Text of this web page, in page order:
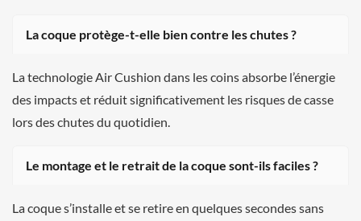
La coque protège-t-elle bien contre les chutes ?
La technologie Air Cushion dans les coins absorbe l’énergie
des impacts et réduit significativement les risques de casse
lors des chutes du quotidien.
Le montage et le retrait de la coque sont-ils faciles ?
La coque s’installe et se retire en quelques secondes sans